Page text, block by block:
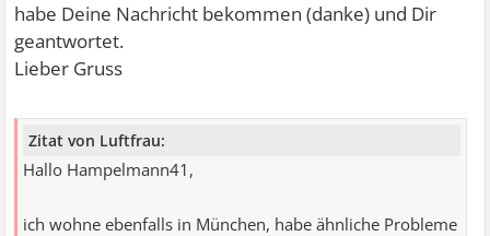
habe Deine Nachricht bekommen (danke) und Dir
geantwortet.
Lieber Gruss
Zitat von Luftfrau:
Hallo Hampelmann41,
ich wohne ebenfalls in München, habe ähnliche Probleme